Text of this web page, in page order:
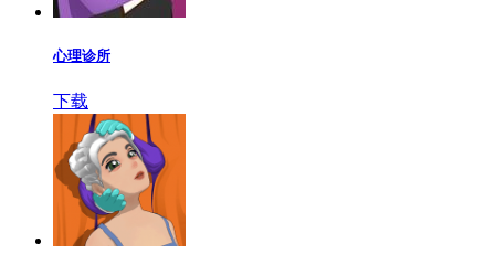
心理诊所
下载